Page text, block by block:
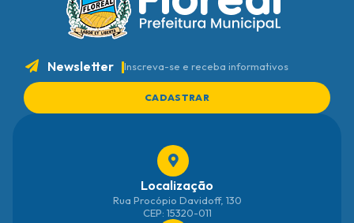
Newsletter Inscreva-se e receba informativos
CADASTRAR
Localização
Rua Procópio Davidoff, 130
CEP: 15320-011